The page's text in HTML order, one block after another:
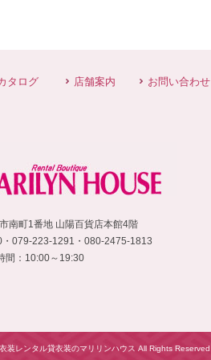
タログ 店舗案内 お問い合わせ
南町1番地 山陽百貨店本館4階
079-223-1291・080-2475-1813
間：10:00～19:30
装レンタル貸衣装のマリリンハウス All Rights